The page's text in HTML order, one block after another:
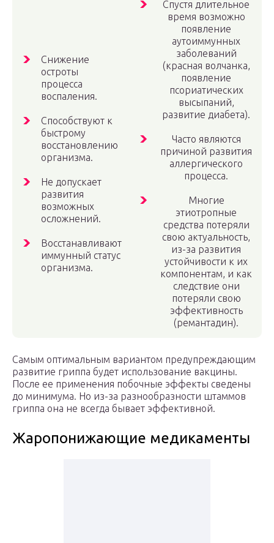
Снижение
остроты
процесса
воспаления.
Способствуют к
быстрому
восстановлению
организма.
Не допускает
развития
возможных
осложнений.
Восстанавливают
иммунный статус
организма.
Спустя длительное
время возможно
появление
аутоиммунных
заболеваний
(красная волчанка,
появление
псориатических
высыпаний,
развитие диабета).
Часто являются
причиной развития
аллергического
процесса.
Многие
этиотропные
средства потеряли
свою актуальность,
из-за развития
устойчивости к их
компонентам, и как
следствие они
потеряли свою
эффективность
(ремантадин).
Самым оптимальным вариантом предупреждающим
развитие гриппа будет использование вакцины.
После ее применения побочные эффекты сведены
до минимума. Но из-за разнообразности штаммов
гриппа она не всегда бывает эффективной.
Жаропонижающие медикаменты